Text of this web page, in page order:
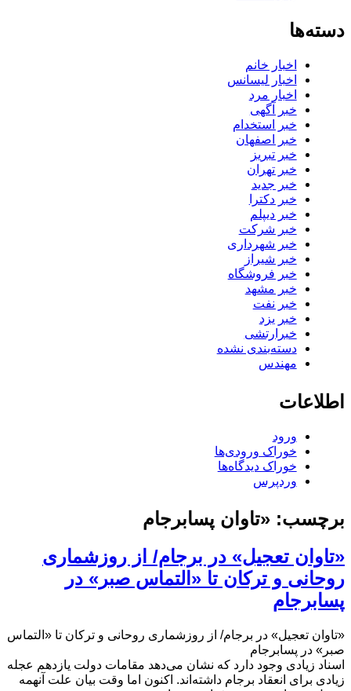
دسته‌ها
اخبار خانم
اخبار لیسانس
اخبار مرد
خبر آگهی
خبر استخدام
خبر اصفهان
خبر تبریز
خبر تهران
خبر جدید
خبر دکترا
خبر دیپلم
خبر شرکت
خبر شهرداری
خبر شیراز
خبر فروشگاه
خبر مشهد
خبر نفت
خبر یزد
خبرارتشی
دسته‌بندی نشده
مهندس
اطلاعات
ورود
خوراک ورودی‌ها
خوراک دیدگاه‌ها
وردپرس
برچسب: «تاوان پسابرجام
«تاوان تعجیل» در برجام/ از روزشماری
روحانی و ترکان تا «التماس صبر» در
پسابرجام
«تاوان تعجیل» در برجام/ از روزشماری روحانی و ترکان تا «التماس
صبر» در پسابرجام
اسناد زیادی وجود دارد که نشان می‌دهد مقامات دولت یازدهم عجله
زیادی برای انعقاد برجام داشته‌اند. اکنون اما وقت بیان علت آنهمه